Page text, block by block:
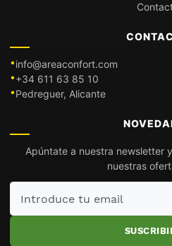
info@areaconfort.com
+34 611 63 85 10
Pedreguer, Alicante
Apúntate a nuestra newsletter
nuestras
Introduce
email